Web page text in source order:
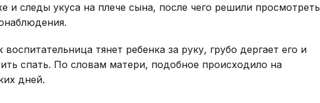
и следы укуса на плече сына, после чего решили просмотреть
тянет ребенка за руку, грубо дергает его и
спать. По словам матери, подобное происходило на
дней.